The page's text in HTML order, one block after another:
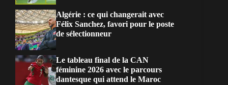
Algérie : ce qui changerait avec
Félix Sanchez, favori pour le poste
de sélectionneur
Le tableau final de la CAN
féminine 2026 avec le parcours
dantesque qui attend le Maroc